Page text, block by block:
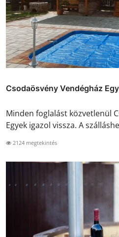
Csodaösvény Vendégház
Minden foglalást közvetlenül
Egyek igazol vissza. A
2124 megtekintés